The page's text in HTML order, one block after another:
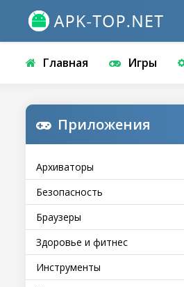
Главная Игры
Приложения
Архиваторы
Безопасность
Браузеры
Здоровье и фитнес
Инструменты